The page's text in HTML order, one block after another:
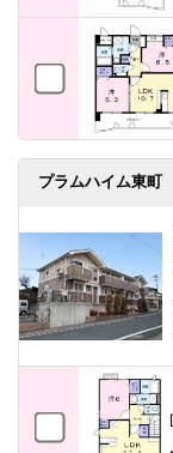
プラムハイム東町